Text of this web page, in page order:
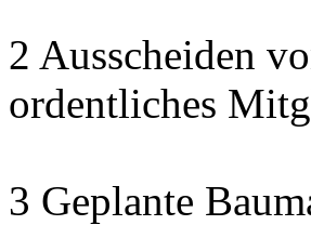
2 Ausscheiden
ordentliches
3 Geplante